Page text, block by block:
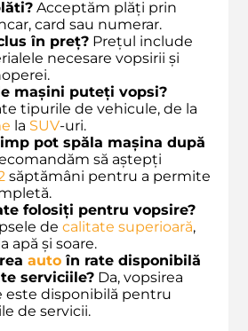
Acceptăm plăți prin
card sau numerar.
în preț? Prețul include
necesare vopsirii și
mașini puteți vopsi?
tipurile de vehicule, de la
la SUV-uri.
pot spăla mașina după
să aștepți
săptămâni pentru a permite
folosiți pentru vopsire?
de calitate superioară,
apă și soare.
auto în rate disponibilă
serviciile? Da, vopsirea
este disponibilă pentru
de servicii.